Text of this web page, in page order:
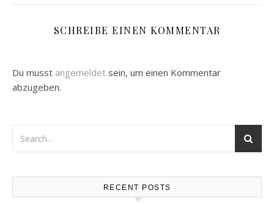
SCHREIBE EINEN KOMMENTAR
Du musst angemeldet sein, um einen Kommentar
abzugeben.
RECENT POSTS